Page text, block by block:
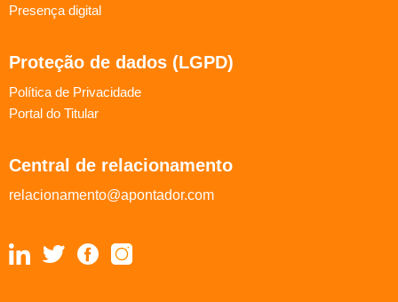
Presença digital
Proteção de dados (LGPD)
Política de Privacidade
Portal do Titular
Central de relacionamento
relacionamento@apontador.com